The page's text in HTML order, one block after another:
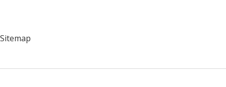
Sitemap